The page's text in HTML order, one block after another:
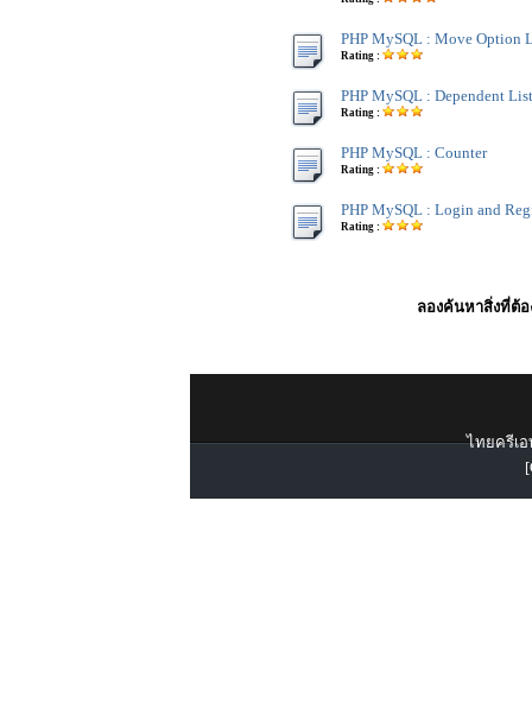
PHP MySQL : Move Option
Rating :
PHP MySQL : Dependent
Rating :
PHP MySQL : Counter
Rating :
PHP MySQL : Login and
Rating :
ลองค้นหาสิ่งที่ต้อ
ไทยครีเอ
[